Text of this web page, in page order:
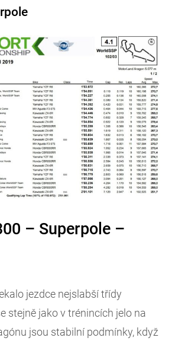
– Superpole –
jezdce nejslabší třídy
stejně jako v trénincích jelo na
jsou stabilní podmínky, když